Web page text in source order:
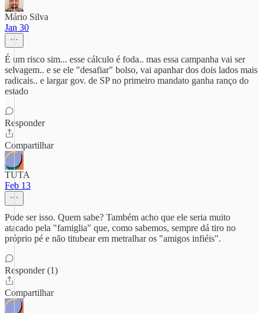
Mário Silva
Jan 30
É um risco sim... esse cálculo é foda.. mas essa campanha vai ser
selvagem.. e se ele "desafiar" bolso, vai apanhar dos dois lados mais
radicais.. e largar gov. de SP no primeiro mandato ganha ranço do
estado
Responder
Compartilhar
TUTA
Feb 13
Pode ser isso. Quem sabe? Também acho que ele seria muito
atacado pela "famiglia" que, como sabemos, sempre dá tiro no
próprio pé e não titubear em metralhar os "amigos infiéis".
Responder (1)
Compartilhar